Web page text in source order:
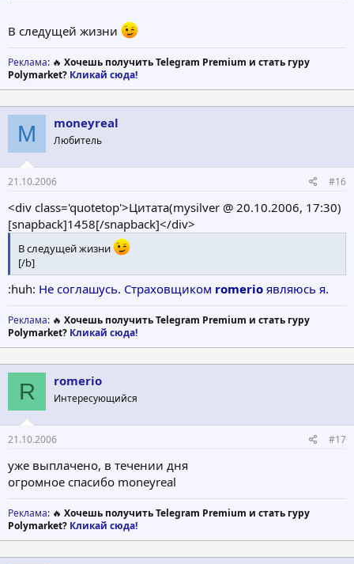
В следущей жизни
Реклама: 🔥 Хочешь получить Telegram Premium и стать гуру
Polymarket? Кликай сюда!
M moneyreal
Любитель
21.10.2006 #16
<div class='quotetop'>Цитата(mysilver @ 20.10.2006, 17:30)
[snapback]1458[/snapback]</div>
В следущей жизни
[/b]
:huh: Не соглашусь. Страховщиком romerio являюсь я.
Реклама: 🔥 Хочешь получить Telegram Premium и стать гуру
Polymarket? Кликай сюда!
R romerio
Интересующийся
21.10.2006 #17
уже выплачено, в течении дня
огромное спасибо moneyreal
Реклама: 🔥 Хочешь получить Telegram Premium и стать гуру
Polymarket? Кликай сюда!